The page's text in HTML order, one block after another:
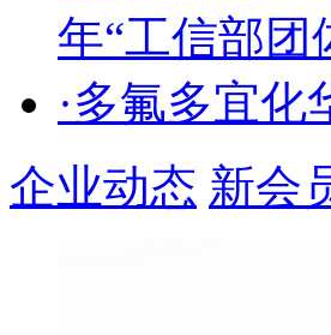
年“工信部团
·多氟多宜
企业动态 新会